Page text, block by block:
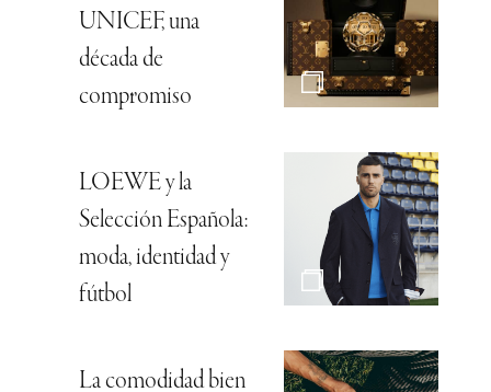
UNICEF, una
década de
compromiso
LOEWE y la
Selección Española:
moda, identidad y
fútbol
La comodidad bien